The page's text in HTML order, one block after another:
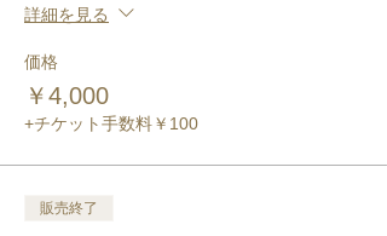
詳細を見る
価格
￥4,000
+チケット手数料￥100
販売終了